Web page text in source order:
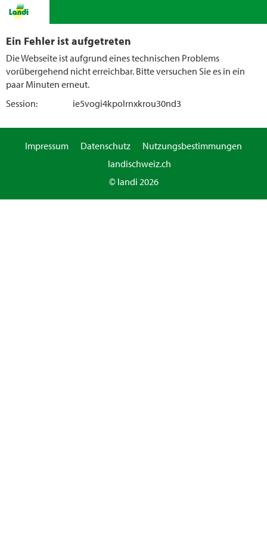
Ein Fehler ist aufgetreten
Die Webseite ist aufgrund eines technischen Problems
vorübergehend nicht erreichbar. Bitte versuchen Sie es in ein
paar Minuten erneut.
Session:
ie5vogi4kpolrnxkrou30nd3
Impressum Datenschutz
Nutzungsbestimmungen
landischweiz.ch
© landi 2026